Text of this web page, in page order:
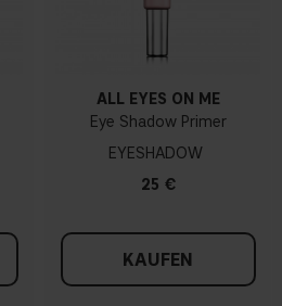
ALL EYES ON ME
Eye Shadow Primer
EYESHADOW
25 €
KAUFEN